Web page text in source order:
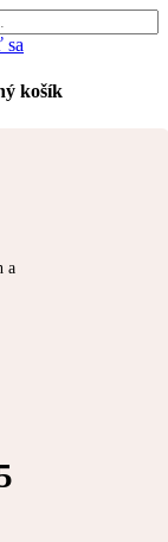
sa
košík
a